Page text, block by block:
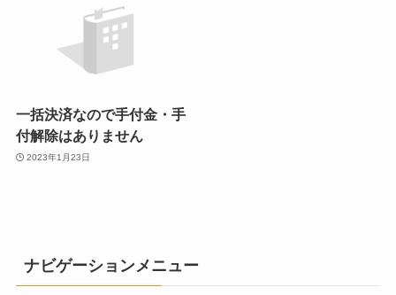
一括決済なので手付金・手
付解除はありません
2023年1月23日
ナビゲーションメニュー